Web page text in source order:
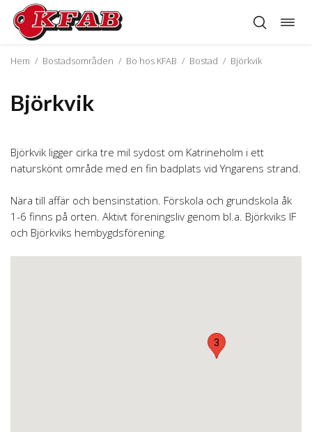
Hoppa
innehåll
Hem / Bostadsområden / Bo hos KFAB / Bostad / Björkvik
Björkvik
Björkvik ligger cirka tre mil sydost om Katrineholm i ett
naturskönt område med en fin badplats vid Yngarens strand.
Nära till affär och bensinstation. Förskola och grundskola åk
1-6 finns på orten. Aktivt föreningsliv genom bl.a. Björkviks IF
och Björkviks hembygdsförening.
3